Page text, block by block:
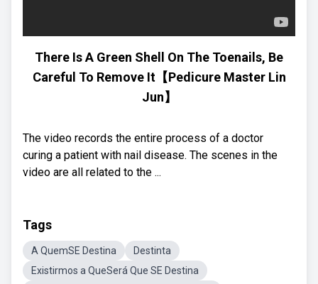
There Is A Green Shell On The Toenails, Be
Careful To Remove It【Pedicure Master Lin
Jun】
The video records the entire process of a doctor
curing a patient with nail disease. The scenes in the
video are all related to the ...
Tags
A QuemSE Destina
Destinta
Existirmos a QueSerá Que SE Destina